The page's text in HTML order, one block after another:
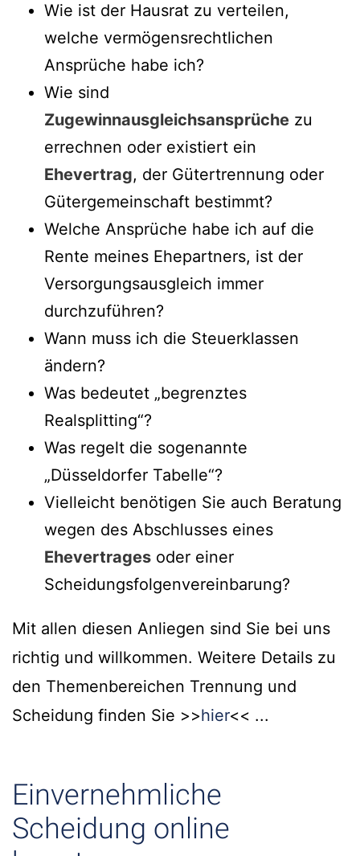
Wie ist der Hausrat zu verteilen,
welche vermögensrechtlichen
Ansprüche habe ich?
Wie sind
Zugewinnausgleichsansprüche zu
errechnen oder existiert ein
Ehevertrag, der Gütertrennung oder
Gütergemeinschaft bestimmt?
Welche Ansprüche habe ich auf die
Rente meines Ehepartners, ist der
Versorgungsausgleich immer
durchzuführen?
Wann muss ich die Steuerklassen
ändern?
Was bedeutet „begrenztes
Realsplitting“?
Was regelt die sogenannte
„Düsseldorfer Tabelle“?
Vielleicht benötigen Sie auch Beratung
wegen des Abschlusses eines
Ehevertrages oder einer
Scheidungsfolgenvereinbarung?
Mit allen diesen Anliegen sind Sie bei uns
richtig und willkommen. Weitere Details zu
den Themenbereichen Trennung und
Scheidung finden Sie >>hier<< ...
Einvernehmliche
Scheidung online